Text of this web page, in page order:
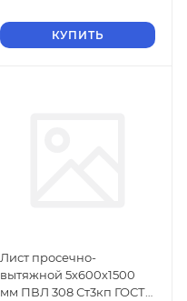
КУПИТЬ
Лист просечно-
вытяжной 5х600х1500
мм ПВЛ 308 Ст3кп ГОСТ